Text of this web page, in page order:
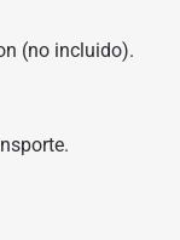
(no incluido).